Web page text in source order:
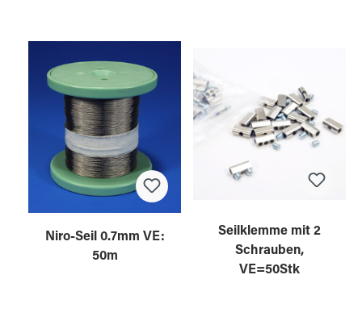
Niro-Seil 0.7mm VE:
50m
Seilklemme mit 2
Schrauben,
VE=50Stk